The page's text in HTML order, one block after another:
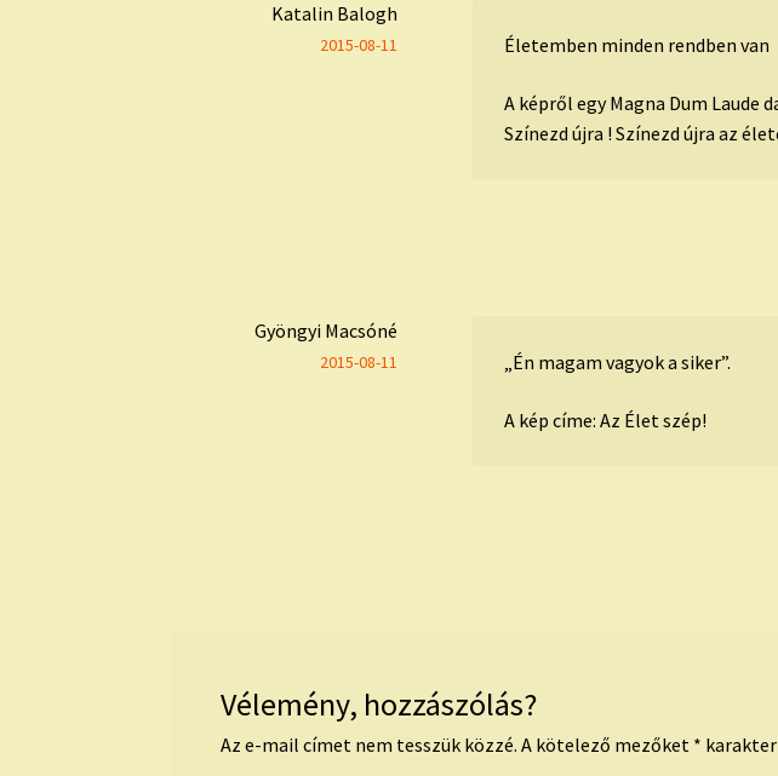
Katalin Balogh
2015-08-11 Életemben minden rendben van
A képről egy Magna Dum Laude
Színezd újra ! Színezd újra az
Gyöngyi Macsóné
2015-08-11 „Én magam vagyok a siker”.
A kép címe: Az Élet szép!
Vélemény, hozzászólás?
Az e-mail címet nem tesszük közzé. A kötelező mezőket *